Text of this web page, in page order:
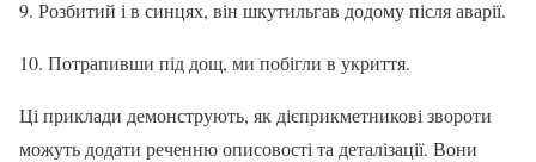
9. Розбитий і в синцях, він шкутильгав додому після аварії.
10. Потрапивши під дощ, ми побігли в укриття.
Ці приклади демонструють, як дієприкметникові звороти
можуть додати реченню описовості та деталізації. Вони